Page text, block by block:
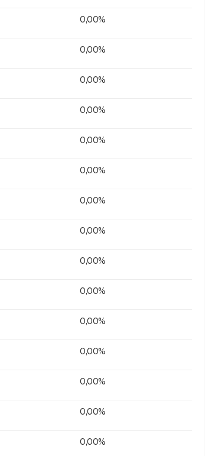
0,00%
0,00%
0,00%
0,00%
0,00%
0,00%
0,00%
0,00%
0,00%
0,00%
0,00%
0,00%
0,00%
0,00%
0,00%